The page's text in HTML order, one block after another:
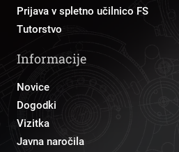
Prijava v spletno učilnico FS
Tutorstvo
Informacije
Novice
Dogodki
Vizitka
Javna naročila